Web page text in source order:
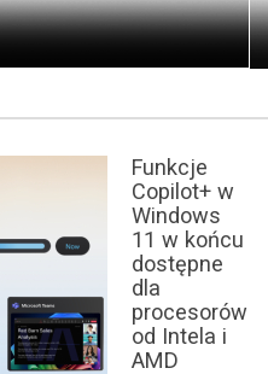
Funkcje
Copilot+ w
Windows
11 w końcu
dostępne
dla
procesorów
od Intela i
AMD